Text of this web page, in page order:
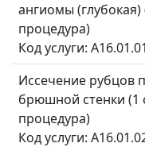
ангиомы (глубокая)
процедура)
Код услуги:
Иссечение рубцов
брюшной стенки (1
процедура)
Код услуги: